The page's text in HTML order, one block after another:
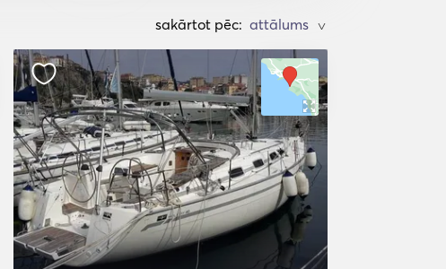
sakārtot pēc: >